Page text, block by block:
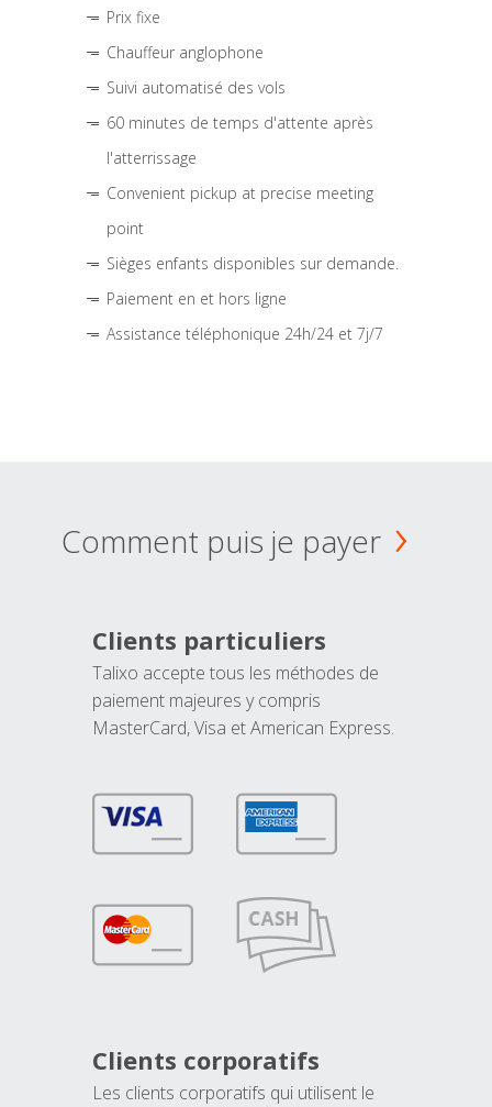
Prix fixe
Chauffeur anglophone
Suivi automatisé des vols
60 minutes de temps d'attente après
l'atterrissage
Convenient pickup at precise meeting
point
Sièges enfants disponibles sur demande.
Paiement en et hors ligne
Assistance téléphonique 24h/24 et 7j/7
Comment puis je payer
Clients particuliers
Talixo accepte tous les méthodes de
paiement majeures y compris
MasterCard, Visa et American Express.
Clients corporatifs
Les clients corporatifs qui utilisent le